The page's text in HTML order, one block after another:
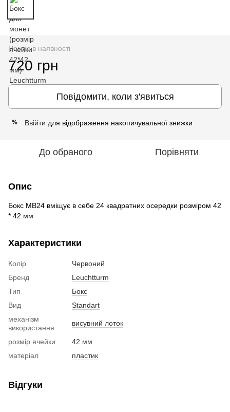
Немає в наявності
720 грн
Повідомити, коли з'явиться
% Ввійти для відображення накопичувальної знижки
До обраного Порівняти
Опис
Бокс MB24 вміщує в себе 24 квадратних осередки розміром 42
* 42 мм
Характеристики
Колір
Червоний
Бренд
Leuchtturm
Тип
Бокс
Вид
Standart
механізм
використання
висувний лоток
розмір ячейки
42 мм
матеріал
пластик
Відгуки